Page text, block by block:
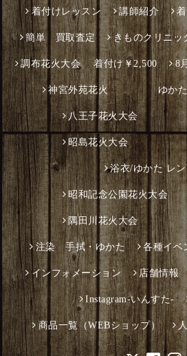
着付けレッスン 講師紹介
簡単 買取査定 きものクリニッ
調布花火大会 着付け￥2,500 8
神宮外苑花火 ゆかたレ
八王子花火大会 ゆ
昭島花火大会 ゆ
浴衣/ゆかた レ
昭和記念公園花火大会
隅田川花火大会 ゆ
注染 手拭・ゆかた 各種イベ
インフォメーション 店舗情報
Instagram-いんすた-
商品一覧（WEBショップ）